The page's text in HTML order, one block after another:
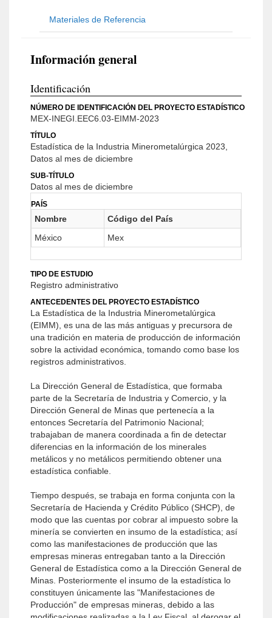
Materiales de Referencia
Información general
Identificación
NÚMERO DE IDENTIFICACIÓN DEL PROYECTO ESTADÍSTICO
MEX-INEGI.EEC6.03-EIMM-2023
TÍTULO
Estadística de la Industria Minerometalúrgica 2023,
Datos al mes de diciembre
SUB-TÍTULO
Datos al mes de diciembre
PAÍS
Nombre
Código del País
México
Mex
TIPO DE ESTUDIO
Registro administrativo
ANTECEDENTES DEL PROYECTO ESTADÍSTICO
La Estadística de la Industria Minerometalúrgica
(EIMM), es una de las más antiguas y precursora de
una tradición en materia de producción de información
sobre la actividad económica, tomando como base los
registros administrativos.
La Dirección General de Estadística, que formaba
parte de la Secretaría de Industria y Comercio, y la
Dirección General de Minas que pertenecía a la
entonces Secretaría del Patrimonio Nacional;
trabajaban de manera coordinada a fin de detectar
diferencias en la información de los minerales
metálicos y no metálicos permitiendo obtener una
estadística confiable.
Tiempo después, se trabaja en forma conjunta con la
Secretaría de Hacienda y Crédito Público (SHCP), de
modo que las cuentas por cobrar al impuesto sobre la
minería se convierten en insumo de la estadística; así
como las manifestaciones de producción que las
empresas mineras entregaban tanto a la Dirección
General de Estadística como a la Dirección General de
Minas. Posteriormente el insumo de la estadística lo
constituyen únicamente las "Manifestaciones de
Producción" de empresas mineras, debido a las